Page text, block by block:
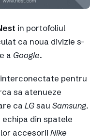
in portofoliul
ca noua divizie s-
a Google.
pentru
sa atenueze
ca LGsau Samsung.
din spatele
accesorii Nike